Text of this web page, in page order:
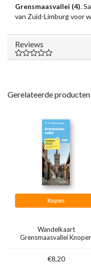
Grensmaasvallei (4).
van Zuid-Limburg voor
Reviews
Gerelateerde producten
Kopen
Wandelkaart
Grensmaasvallei Knopen
€8,20